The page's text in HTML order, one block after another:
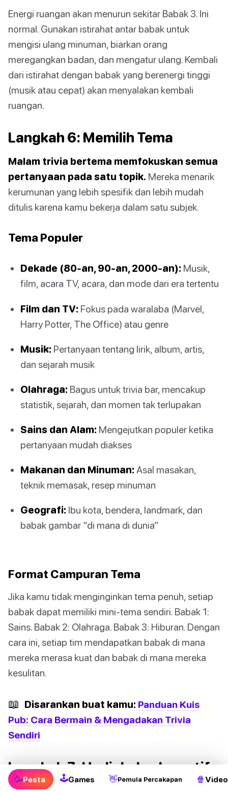
Energi ruangan akan menurun sekitar Babak 3. Ini
normal. Gunakan istirahat antar babak untuk
mengisi ulang minuman, biarkan orang
meregangkan badan, dan mengatur ulang. Kembali
dari istirahat dengan babak yang berenergi tinggi
(musik atau cepat) akan menyalakan kembali
ruangan.
Langkah 6: Memilih Tema
Malam trivia bertema memfokuskan semua
pertanyaan pada satu topik. Mereka menarik
kerumunan yang lebih spesifik dan lebih mudah
ditulis karena kamu bekerja dalam satu subjek.
Tema Populer
Dekade (80-an, 90-an, 2000-an): Musik,
film, acara TV, acara, dan mode dari era tertentu
Film dan TV: Fokus pada waralaba (Marvel,
Harry Potter, The Office) atau genre
Musik: Pertanyaan tentang lirik, album, artis,
dan sejarah musik
Olahraga: Bagus untuk trivia bar, mencakup
statistik, sejarah, dan momen tak terlupakan
Sains dan Alam: Mengejutkan populer ketika
pertanyaan mudah diakses
Makanan dan Minuman: Asal masakan,
teknik memasak, resep minuman
Geografi: Ibu kota, bendera, landmark, dan
babak gambar “di mana di dunia”
Format Campuran Tema
Jika kamu tidak menginginkan tema penuh, setiap
babak dapat memiliki mini-tema sendiri. Babak 1:
Sains. Babak 2: Olahraga. Babak 3: Hiburan. Dengan
cara ini, setiap tim mendapatkan babak di mana
mereka merasa kuat dan babak di mana mereka
kesulitan.
📖 Disarankan buat kamu: Panduan Kuis
Pub: Cara Bermain & Mengadakan Trivia
Sendiri
Langkah 7: Hadiah dan Insentif
Hadiah tidak harus mahal untuk efektif.
🥳Pesta 🕹Games 👋Pemula Percakapan 🍿 Video